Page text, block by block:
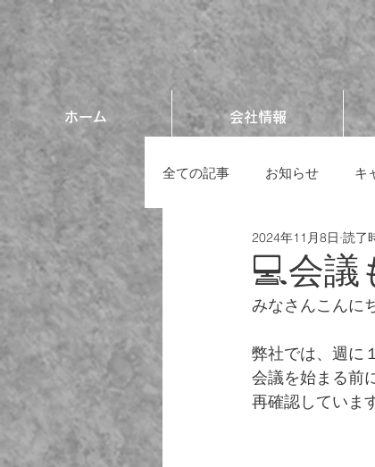
ホーム 会社情報
全ての記事 お知らせ キ
💻会議
2024年11月8日 読了
みなさんこんに
弊社では、週に
会議を始まる前
再確認しています